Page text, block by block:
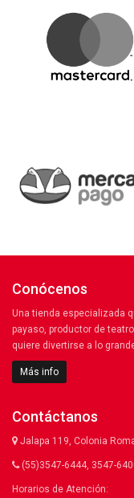
Conócenos
Una tienda especializada
payaso, productor de
quiere divertirse a lo
Más info
Contáctanos
Jalapa 119, Colonia
(55)3547-6444, 3547-
Horarios de Atención: